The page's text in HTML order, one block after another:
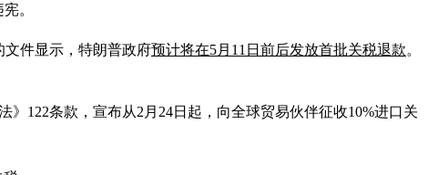
。
文件显示，特朗普政府预计将在5月11日前后发放首批关税退款。
》122条款，宣布从2月24日起，向全球贸易伙伴征收10%进口关